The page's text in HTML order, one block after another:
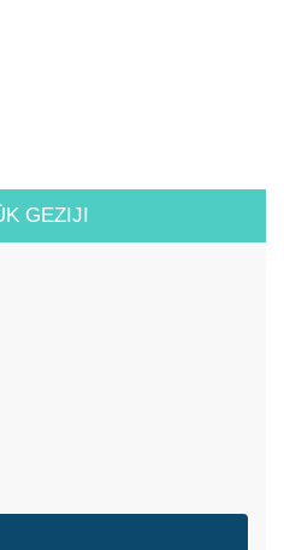
GEZIJI